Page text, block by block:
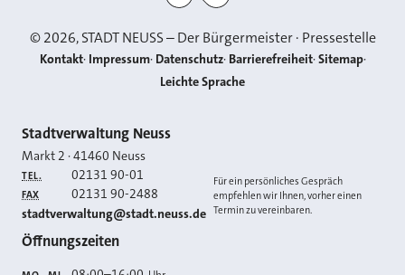
©2026, STADT NEUSS – Der Bürgermeister · Pressestelle
Kontakt Impressum Datenschutz Barrierefreiheit Sitemap
Leichte Sprache
Kontakt
Stadtverwaltung Neuss
Markt 2 ·41460 Neuss
TEL. 02131 90-01
FAX 02131 90-2488
E-MAIL
stadtverwaltung@stadt.neuss.de
Für ein persönliches Gespräch
empfehlen wir Ihnen, vorher einen
Termin zu vereinbaren.
Öffnungszeiten